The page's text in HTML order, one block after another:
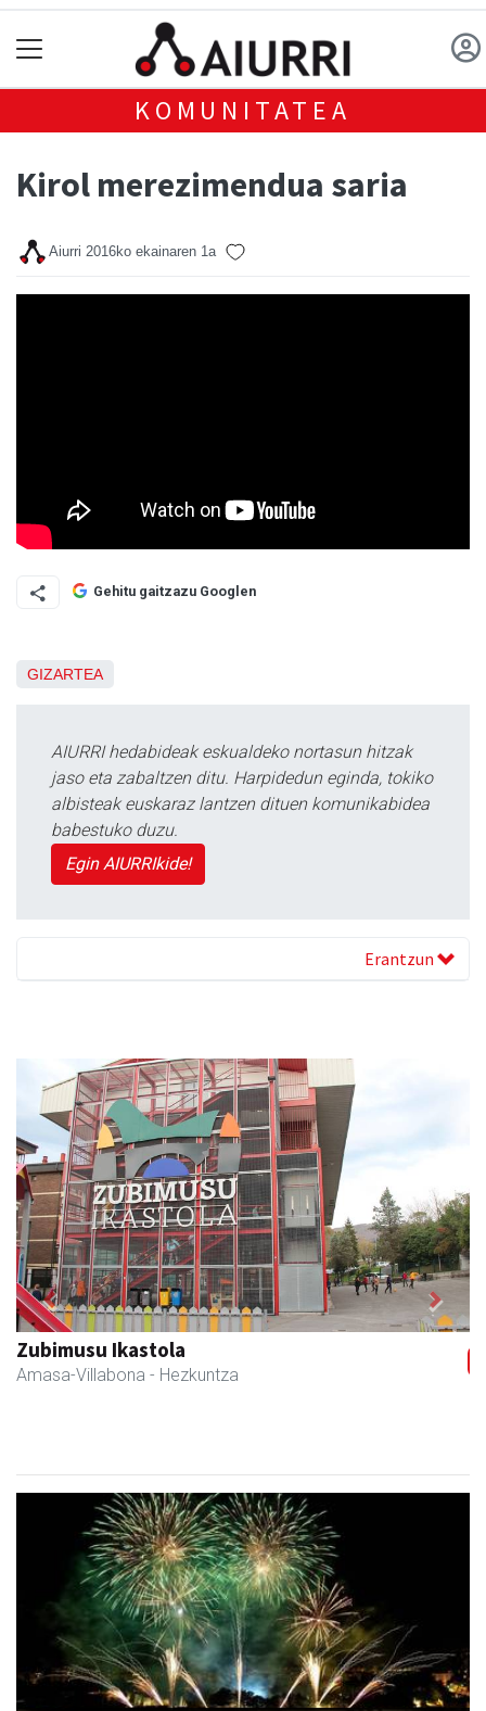
KOMUNITATEA
Kirol merezimendua saria
Aiurri 2016ko ekainaren 1a
Gehitu gaitzazu Googlen
GIZARTEA
AIURRI hedabideak eskualdeko nortasun hitzak
jaso eta zabaltzen ditu. Harpidedun eginda, tokiko
albisteak euskaraz lantzen dituen komunikabidea
babestuko duzu.
Egin AIURRIkide!
Erantzun
Akam espazioa
Amasa-Villabona - Arropa-dendak
Previous Next